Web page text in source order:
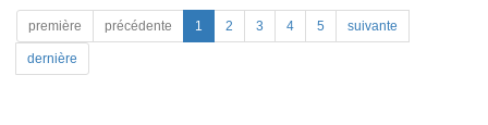
première précédente 1 2 3 4 5 suivante
dernière